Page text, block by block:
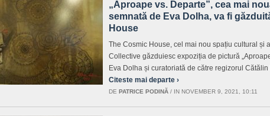
„Aproape vs. Departe”, cea mai
semnată de Eva Dolha, va fi
House
The Cosmic House, cel mai nou spațiu cultural și
Collective găzduiesc expoziția de pictură
Eva Dolha și curatoriată de către regizorul
Citeste mai departe ›
DE PATRICE PODINĂ / IN NOVEMBER 9, 2021, 10:11